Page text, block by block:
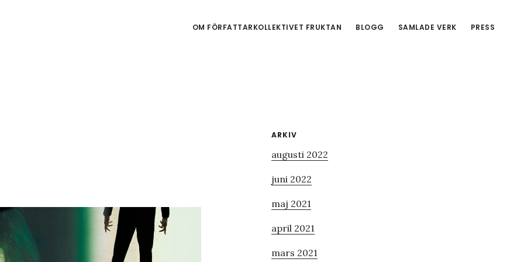
OM FÖRFATTARKOLLEKTIVET FRUKTAN BLOGG SAMLADE VERK PRESS
Primärt
sidofält
ARKIV
augusti 2022
juni 2022
maj 2021
april 2021
mars 2021